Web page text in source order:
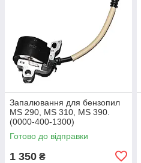
Запалювання для бензопил
MS 290, MS 310, MS 390.
(0000-400-1300)
Готово до відправки
1 350 ₴